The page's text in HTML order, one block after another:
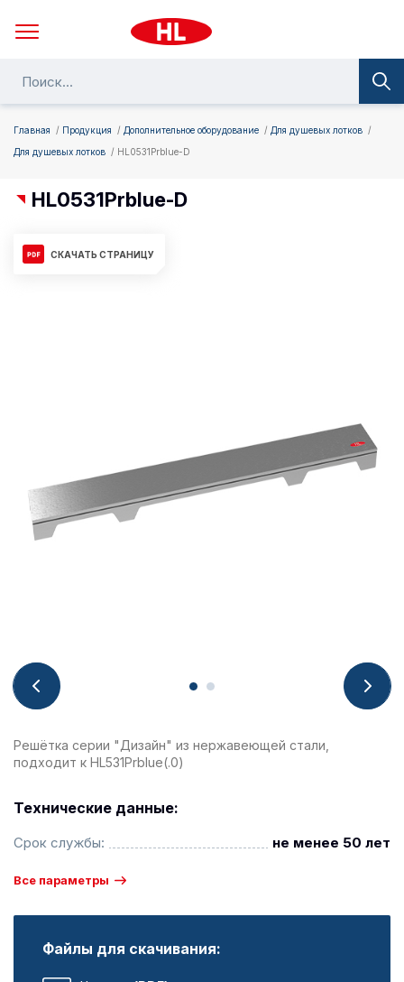
Главная Продукция Дополнительное оборудование
Для душевых лотков
Для душевых лотков
HL0531Prblue-D
HL0531Prblue-D
СКАЧАТЬ СТРАНИЦУ
Решётка серии "Дизайн" из нержавеющей стали,
подходит к HL531Prblue(.0)
Технические данные:
Срок службы: не менее 50 лет
Все параметры
Файлы для скачивания: